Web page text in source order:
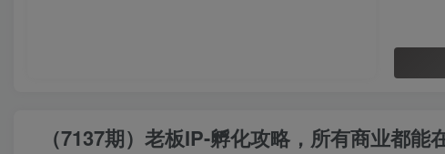
（7137期）老板IP-孵化攻略，所有商业都